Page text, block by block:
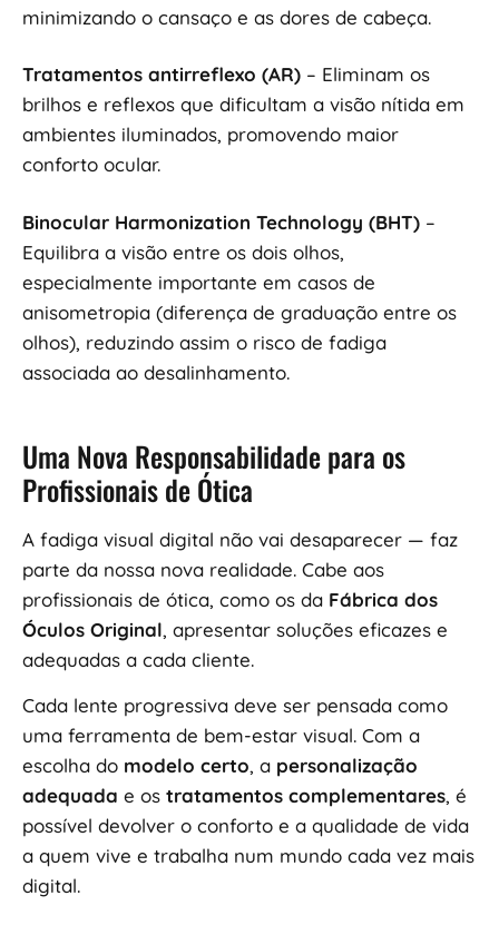
minimizando o cansaço e as dores de cabeça.
Tratamentos antirreflexo (AR) – Eliminam os
brilhos e reflexos que dificultam a visão nítida em
ambientes iluminados, promovendo maior
conforto ocular.
Binocular Harmonization Technology (BHT) –
Equilibra a visão entre os dois olhos,
especialmente importante em casos de
anisometropia (diferença de graduação entre os
olhos), reduzindo assim o risco de fadiga
associada ao desalinhamento.
Uma Nova Responsabilidade para os
Profissionais de Ótica
A fadiga visual digital não vai desaparecer — faz
parte da nossa nova realidade. Cabe aos
profissionais de ótica, como os da Fábrica dos
Óculos Original, apresentar soluções eficazes e
adequadas a cada cliente.
Cada lente progressiva deve ser pensada como
uma ferramenta de bem-estar visual. Com a
escolha do modelo certo, a personalização
adequada e os tratamentos complementares, é
possível devolver o conforto e a qualidade de vida
a quem vive e trabalha num mundo cada vez mais
digital.